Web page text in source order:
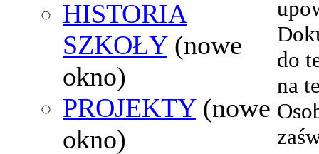
HISTORIA
SZKOŁY (nowe
okno)
PROJEKTY (nowe
okno)
do
na